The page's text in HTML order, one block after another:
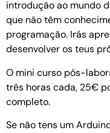
introdução ao mundo
que não têm
programação. Irás
desenvolver os teus
O mini curso pós-
três horas cada, 25€
completo.
Se não tens um